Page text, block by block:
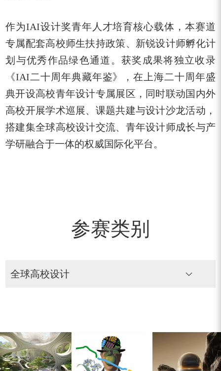
作为IAI设计奖青年人才培育核心载体，本赛道
专属配套高校师生扶持政策、新锐设计师孵化计
划与优秀作品绿色通道。获奖成果将独立收录
《IAI二十周年典藏年鉴》，在上海二十周年盛
典开设高校青年设计专属展区，同时联动国内外
高校开展学术巡展、课题共建与设计沙龙活动，
搭建集全球高校设计交流、青年设计师成长与产
学研融合于一体的权威国际化平台。
参赛类别
全球高校设计